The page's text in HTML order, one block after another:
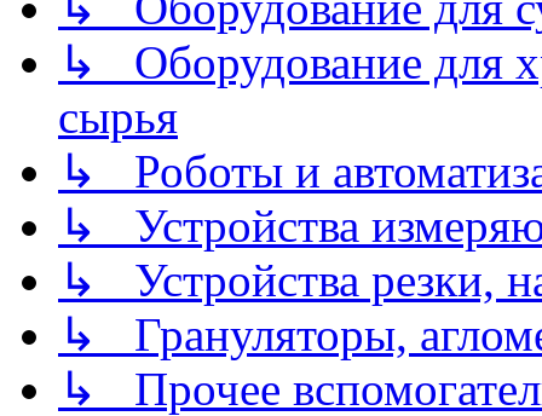
↳ Оборудование для
сырья
↳ Роботы и
↳ Устройства
↳ Устройства резки,
↳ Грануляторы,
↳ Прочее